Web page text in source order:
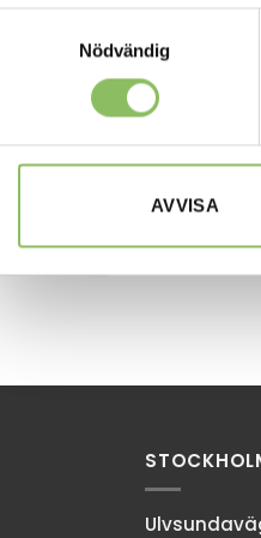
Nödvändig
AVVISA
BÄDDSOFFA